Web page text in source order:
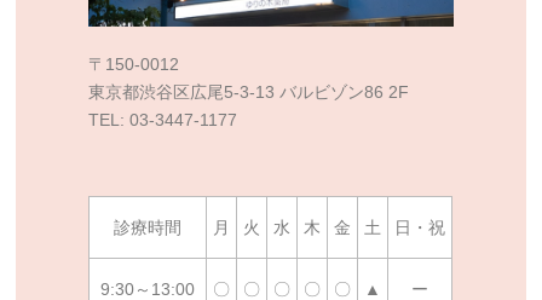
〒150-0012
東京都渋谷区広尾5-3-13 バルビゾン86 2F
TEL: 03-3447-1177
診療時間 月 火 水 木 金 土 日・祝
9:30～13:00 〇 〇 〇 〇 〇 ▲ ー